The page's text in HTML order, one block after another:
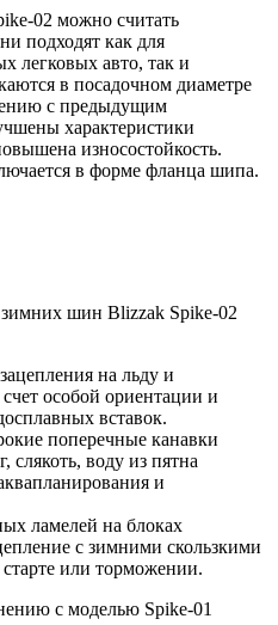
02 можно считать
подходят как для
легковых авто, так и
в посадочном диаметре
с предыдущим
характеристики
износостойкость.
в форме фланца шипа.
шин Blizzak Spike-02
на льду и
особой ориентации и
вставок.
поперечные канавки
слякоть, воду из пятна
и
ламелей на блоках
с зимними скользкими
или торможении.
с моделью Spike-01